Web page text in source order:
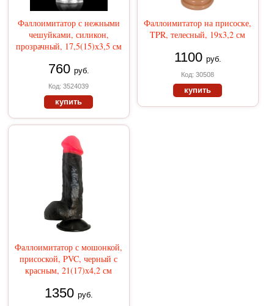
Фаллоимитатор с нежными
чешуйками, силикон,
прозрачный, 17,5(15)х3,5 см
760 руб.
Код: 3524039
купить
Фаллоимитатор на присоске,
TPR, телесный, 19x3,2 см
1100 руб.
Код: 30508
купить
Фаллоимитатор с мошонкой,
присоской, PVC, черный с
красным, 21(17)х4,2 см
1350 руб.